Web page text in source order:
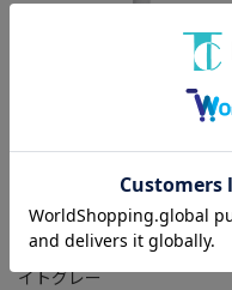
Maxell(マクセル)
Angelique MXDR-400A-GY ラ
イトグレー